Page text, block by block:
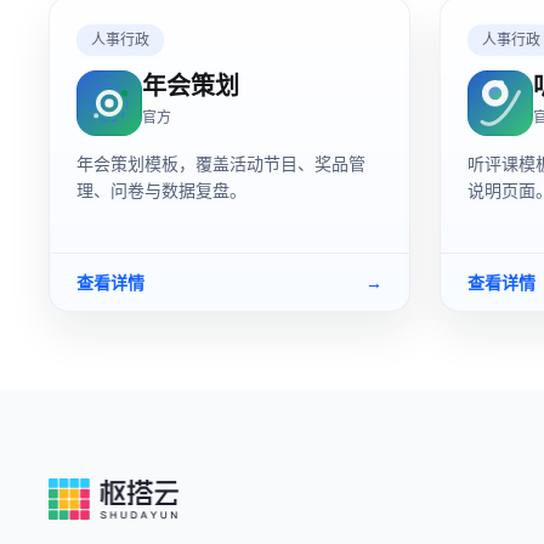
人事行政
年会策划
官方
年会策划模板，覆盖活动节目、奖品管
理、问卷与数据复盘。
查看详情 →
人事行政
听评课模
说明页面
查看详情